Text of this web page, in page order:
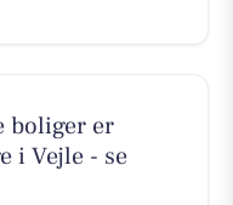
boliger er
i Vejle - se